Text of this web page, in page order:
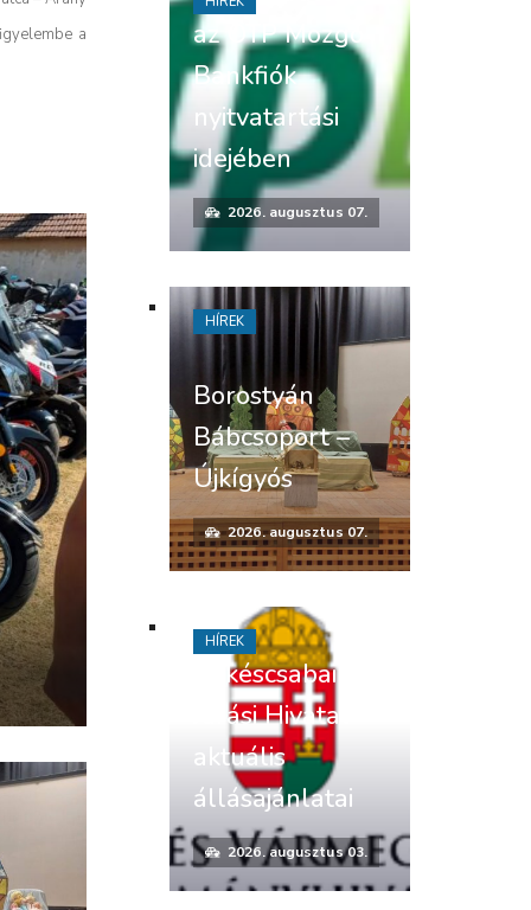
a
az OTP Mozgó
Bankfiók
nyitvatartási
idejében
2026. augusztus 07.
Borostyán
Bábcsoport –
Újkígyós
2026. augusztus 07.
HÍREK
Békéscsabai
Járási Hivatal
aktuális
állásajánlatai
2026. augusztus 03.
HÍREK